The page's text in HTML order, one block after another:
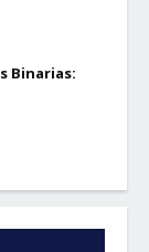
Binarias: